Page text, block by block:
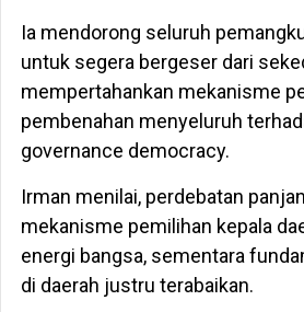
Ia mendorong seluruh
untuk segera bergeser dari
mempertahankan mekanisme
pembenahan menyeluruh
governance democracy.
​Irman menilai, perdebatan
mekanisme pemilihan kepala
energi bangsa, sementara
di daerah justru terabaikan.